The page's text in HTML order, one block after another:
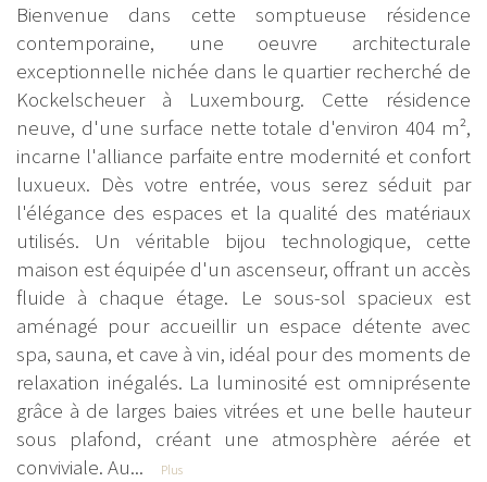
Bienvenue dans cette somptueuse résidence
contemporaine, une oeuvre architecturale
exceptionnelle nichée dans le quartier recherché de
Kockelscheuer à Luxembourg. Cette résidence
neuve, d'une surface nette totale d'environ 404 m²,
incarne l'alliance parfaite entre modernité et confort
luxueux. Dès votre entrée, vous serez séduit par
l'élégance des espaces et la qualité des matériaux
utilisés. Un véritable bijou technologique, cette
maison est équipée d'un ascenseur, offrant un accès
fluide à chaque étage. Le sous-sol spacieux est
aménagé pour accueillir un espace détente avec
spa, sauna, et cave à vin, idéal pour des moments de
relaxation inégalés. La luminosité est omniprésente
grâce à de larges baies vitrées et une belle hauteur
sous plafond, créant une atmosphère aérée et
conviviale. Au...
Plus